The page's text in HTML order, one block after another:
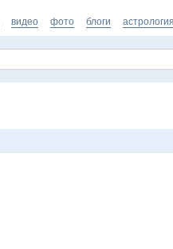
видео фото блоги астрология